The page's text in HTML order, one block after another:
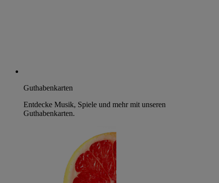
Guthabenkarten
Entdecke Musik, Spiele und mehr mit unseren
Guthabenkarten.